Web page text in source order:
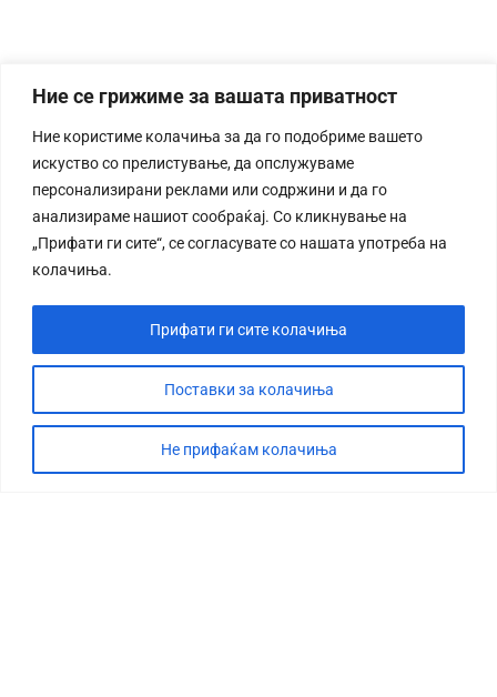
Ние се грижиме за вашата приватност
Ние користиме колачиња за да го подобриме вашето
искуство со прелистување, да опслужуваме
персонализирани реклами или содржини и да го
анализираме нашиот сообраќај. Со кликнување на
„Прифати ги сите“, се согласувате со нашата употреба на
колачиња.
Поставки за колачиња
Не прифаќам колачиња
Прифати ги сите колачиња
СТОРИЈА
ДЕБАТА